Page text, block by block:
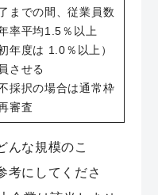
までの間、従業員数
率平均1.5％以上
初年度は 1.0％以上）
させる
採択の場合は通常枠
審査
んな規模のこ
考にしてくださ